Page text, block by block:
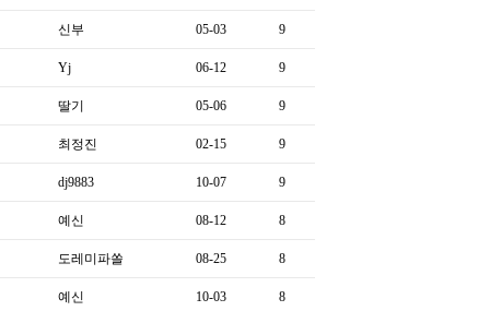
신부 05-03 9
Yj 06-12 9
딸기 05-06 9
최정진 02-15 9
dj9883 10-07 9
예신 08-12 8
도레미파쏠 08-25 8
예신 10-03 8